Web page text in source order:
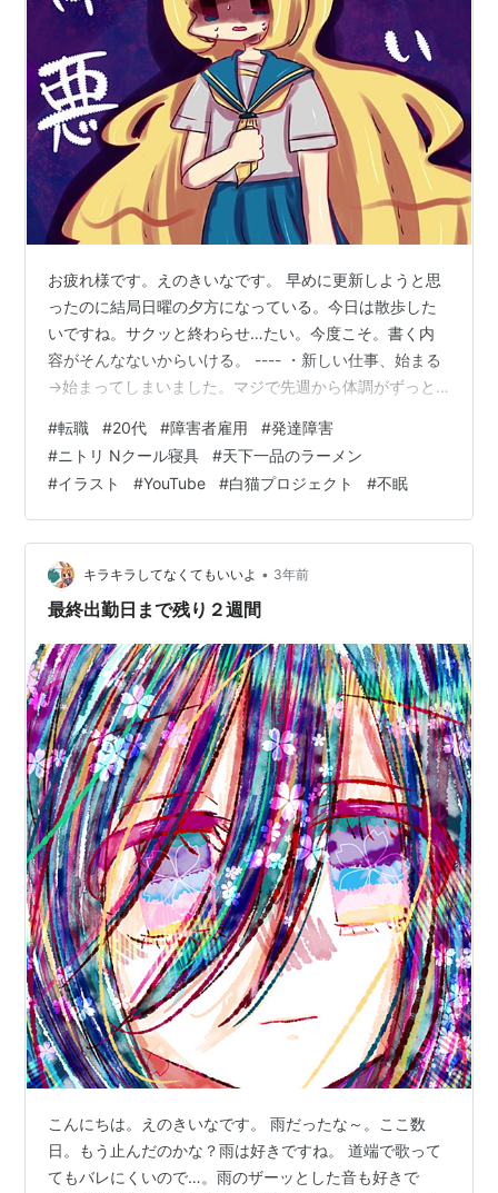
お疲れ様です。えのきいなです。 早めに更新しようと思
ったのに結局日曜の夕方になっている。今日は散歩した
いですね。サクッと終わらせ…たい。今度こそ。書く内
容がそんなないからいける。 ---- ・新しい仕事、始まる
→始まってしまいました。マジで先週から体調がずっと
り出しとしては微妙になってしまいました。 週３勤務で
本来は月水金が出勤なのですが初週のみ健康診断の関係
で月木金が出勤でした。 健康診断の会場がクソでかオシ
ャレビルのオシャレ空間で怖かった。時間帯が朝一じゃ
なかったからか血圧は１００超えていました。初めて見
た。食欲が終わっていてげっそりして…
#転職 #20代 #障害者雇用 #発達障害
#ニトリ Nクール寝具 #天下一品のラーメン
#イラスト #YouTube #白猫プロジェクト #不眠
キラキラしてなくてもいいよ • 3年前
最終出勤日まで残り２週間
こんにちは。えのきいなです。 雨だったな～。ここ数
日。もう止んだのかな？雨は好きですね。 道端で歌って
てもバレにくいので…。雨のザーッとした音も好きで